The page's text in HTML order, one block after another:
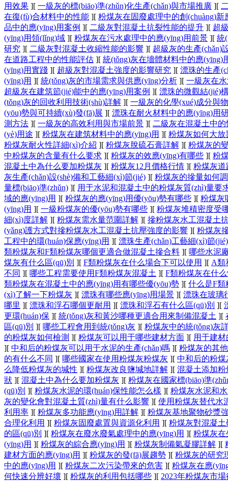
用效果 ][ 一級灰的標(biāo)準(zhǔn)化生產(chǎn)與市場推廣 ][
在復(fù)合材料中的性能 ][ 粉煤灰在固廢處理中的創(chuàng)新
品中的應(yīng)用案例 ][ 二級灰對混凝土抗裂性能的提升 ][ 超
(yīng)用領(lǐng)域 ][ 粉煤灰在污水處理中的應(yīng)用前景 ][ 統
研究 ][ 二級灰對混凝土收縮性能的影響 ][ 超級灰的生產(chǎn)
在道路工程中的性能評估 ][ 統(tǒng)灰在墻體材料中的應(yīng)
(yīng)用實踐 ][ 超級灰對混凝土強度的影響研究 ][ 漂珠的生產
(yīng)用 ][ 統(tǒng)灰的市場需求與供應(yīng)分析 ][ 一級灰在
超級灰在建筑節(jié)能中的應(yīng)用案例 ][ 漂珠的微觀結(jié)
(tǒng)灰的回收利用技術(shù)詳解 ][ 一級灰的化學(xué)成分與
(yōu)勢與可持續(xù)發(fā)展 ][ 漂珠在耐火材料中的應(yīng)用
測方法 ][ 一級灰的高效利用與市場前景 ][ 二級灰在混凝土中
(yè)用途 ][ 粉煤灰在建筑材料中的應(yīng)用 ][ 粉煤灰如何大放
粉煤灰耐火性詳細(xì)介紹 ][ 粉煤灰脫硫石膏詳解 ][ 粉煤灰的
中粉煤灰的含量有什么要求 ][ 粉煤灰的效應(yīng)有哪些 ][ 粉
混凝土中為什么要加粉煤灰 ][ 粉煤灰12月價格行情 ][ 粉煤灰道
灰生產(chǎn)設(shè)備和工藝細(xì)節(jié) ][ 粉煤灰的摻量如何
量標(biāo)準(zhǔn) ][ 用于水泥和混凝土中的粉煤灰質(zhì)量要
域的應(yīng)用 ][ 粉煤灰的應(yīng)用優(yōu)勢有哪些 ][ 粉煤灰
(yīng)用 ][ 一級粉煤灰的優(yōu)勢有哪些 ][ 粉煤灰堆積密度受
細(xì)度詳解 ][ 粉煤灰需水量范圍詳解 ][ 摻粉煤灰水工混凝土
(yǎng)護方式對摻粉煤灰水工混凝土抗壓強度的影響 ][ 粉煤灰
工程中的環(huán)保應(yīng)用 ][ 漂珠生產(chǎn)工藝細(xì)節
類粉煤灰和F類粉煤灰哪個更適合做混凝土摻合料 ][ 哪些水泥
煤灰有什么區(qū)別 ][ F類粉煤灰在什么場合下可以使用 ][ A類
不同 ][ 哪些工程需要使用F類粉煤灰混凝土 ][ F類粉煤灰在什
類粉煤灰在混凝土中的應(yīng)用有哪些優(yōu)勢 ][ 什么是F類
(xì)了解一下粉煤灰 ][ 漂珠有哪些應(yīng)用場景 ][ 漂珠在玻璃
哪里 ][ 漂珠和浮石哪個更耐用 ][ 漂珠和浮石有什么區(qū)別 ][
更環(huán)保 ][ 統(tǒng)灰和黃沙哪種更適合用來制備混凝土 ][
區(qū)別 ][ 哪些工程會用到統(tǒng)灰 ][ 粉煤灰中的統(tǒng)灰
的粉煤灰如何檢測 ][ 粉煤灰可以用于哪些建材方面 ][ 用于建
][ 中和后的粉煤灰可以用于水泥的生產(chǎn)嗎 ][ 粉煤灰的其
的有什么不同 ][ 哪些國家在使用粉煤灰粉煤灰 ][ 中和后的粉
么降低粉煤灰的堿性 ][ 粉煤灰改良鹽堿地詳解 ][ 混凝土添加
狀 ][ 混凝土中為什么要加粉煤灰 ][ 粉煤灰在國家標(biāo)準
(qū)別 ][ 粉煤灰水泥的環(huán)保性能怎么樣 ][ 粉煤灰水泥和
灰的變化會對混凝土質(zhì)量有什么影響 ][ 使用粉煤灰替代水
利用率 ][ 粉煤灰多功能應(yīng)用詳解 ][ 粉煤灰基地聚物砂漿
合理化利用 ][ 粉煤灰固廢處置與資源化利用 ][ 粉煤灰對混凝
的區(qū)別 ][ 粉煤灰在廢水廢氣處理中的應(yīng)用 ][ 粉煤灰在
(yīng)用 ][ 粉煤灰的綜合應(yīng)用 ][ 粉煤灰制備氣凝膠詳解 ][
建材方面的應(yīng)用 ][ 粉煤灰的發(fā)展趨勢 ][ 粉煤灰的研究
中的應(yīng)用 ][ 粉煤灰二次污染帶來的危害 ][ 粉煤灰在應
何快速分辨好壞 ][ 粉煤灰的利用包括哪些 ][ 2023年粉煤灰市